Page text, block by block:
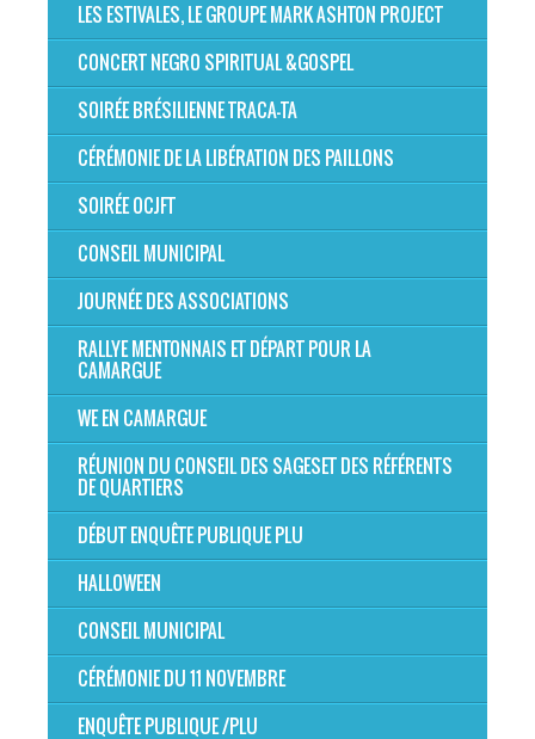
LES ESTIVALES, LE GROUPE MARK ASHTON PROJECT
CONCERT NEGRO SPIRITUAL &GOSPEL
SOIRÉE BRÉSILIENNE TRACA-TA
CÉRÉMONIE DE LA LIBÉRATION DES PAILLONS
SOIRÉE OCJFT
CONSEIL MUNICIPAL
JOURNÉE DES ASSOCIATIONS
RALLYE MENTONNAIS ET DÉPART POUR LA
CAMARGUE
WE EN CAMARGUE
RÉUNION DU CONSEIL DES SAGESET DES RÉFÉRENTS
DE QUARTIERS
DÉBUT ENQUÊTE PUBLIQUE PLU
HALLOWEEN
CONSEIL MUNICIPAL
CÉRÉMONIE DU 11 NOVEMBRE
ENQUÊTE PUBLIQUE /PLU